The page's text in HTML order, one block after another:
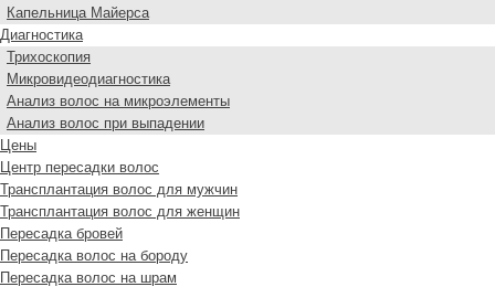
Капельница Майерса
Диагностика
Трихоскопия
Микровидеодиагностика
Анализ волос на микроэлементы
Анализ волос при выпадении
Цены
Центр пересадки волос
Трансплантация волос для мужчин
Трансплантация волос для женщин
Пересадка бровей
Пересадка волос на бороду
Пересадка волос на шрам